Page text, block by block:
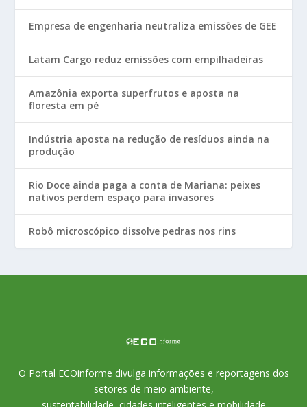
Empresa de engenharia neutraliza emissões de GEE
Latam Cargo reduz emissões com empilhadeiras
Amazônia exporta superfrutos e aposta na
floresta em pé
Indústria aposta na redução de resíduos ainda na
produção
Rio Doce ainda paga a conta de Mariana: peixes
nativos perdem espaço para invasores
Robô microscópico dissolve pedras nos rins
O Portal ECOinforme divulga informações e reportagens dos
setores de meio ambiente,